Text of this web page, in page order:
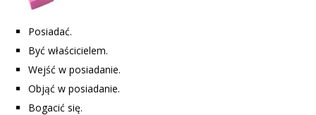
Posiadać.
Być właścicielem.
Wejść w posiadanie.
Objąć w posiadanie.
Bogacić się.